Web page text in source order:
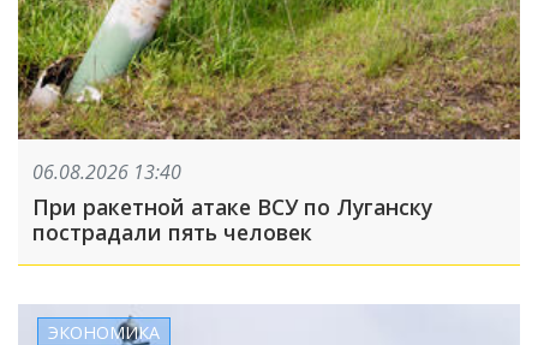
06.08.2026 13:40
При ракетной атаке ВСУ по Луганску
пострадали пять человек
ЭКОНОМИКА